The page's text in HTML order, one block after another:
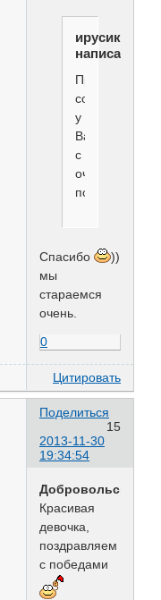
ирусик
написал(а):
Приятная
собачка
у
с
очередными
победами!
Спасибо
))
мы
стараемся
очень.
0
Цитировать
Поделиться
15
2013-11-30
19:34:54
Добровольская
Красивая
девочка,
поздравляем
с победами